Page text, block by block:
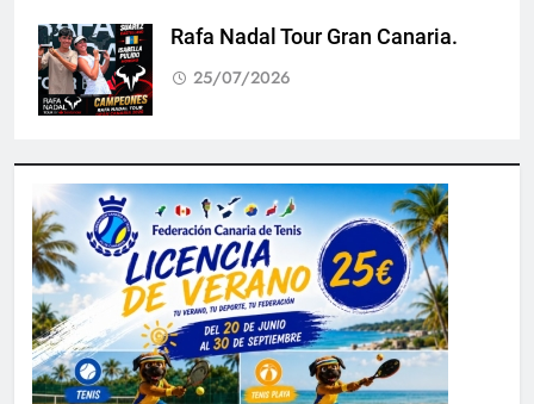
Rafa Nadal Tour Gran Canaria.
25/07/2026